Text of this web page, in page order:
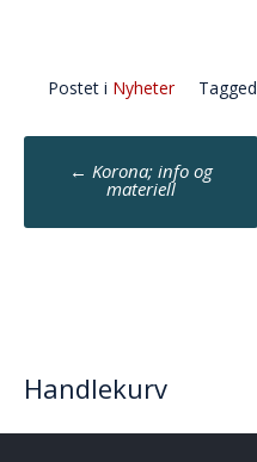
Postet i Nyheter Tagged
navigation
← Korona; info og
materiell
Handlekurv